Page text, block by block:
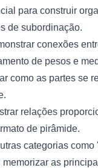
para construir
de subordinação.
conexões
de pesos e
como as partes se
relações
de pirâmide.
categorias como
memorizar as